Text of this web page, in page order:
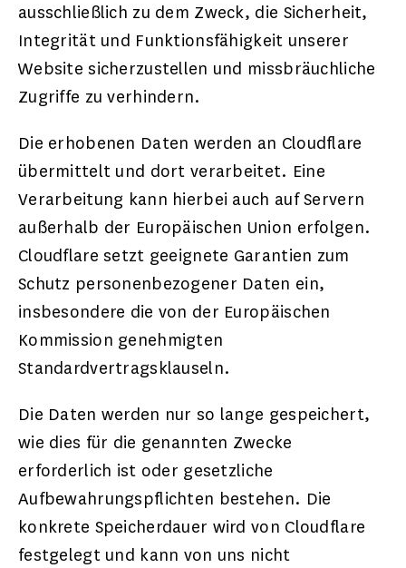
ausschließlich zu dem Zweck, die Sicherheit,
Integrität und Funktionsfähigkeit unserer
Website sicherzustellen und missbräuchliche
Zugriffe zu verhindern.
Die erhobenen Daten werden an Cloudflare
übermittelt und dort verarbeitet. Eine
Verarbeitung kann hierbei auch auf Servern
außerhalb der Europäischen Union erfolgen.
Cloudflare setzt geeignete Garantien zum
Schutz personenbezogener Daten ein,
insbesondere die von der Europäischen
Kommission genehmigten
Standardvertragsklauseln.
Die Daten werden nur so lange gespeichert,
wie dies für die genannten Zwecke
erforderlich ist oder gesetzliche
Aufbewahrungspflichten bestehen. Die
konkrete Speicherdauer wird von Cloudflare
festgelegt und kann von uns nicht